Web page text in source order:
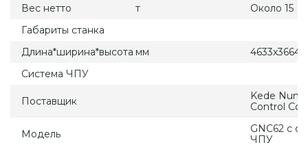
Вес нетто
т
Около 15
Габариты станка
Длина*ширина*высота мм
Система ЧПУ
Поставщик
Kede
Control
Модель
GNC62 с
ЧПУ